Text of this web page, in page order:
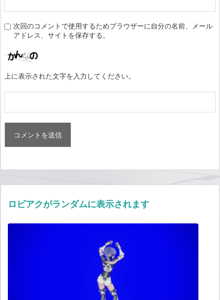
次回のコメントで使用するためブラウザーに自分の名前、メール
アドレス、サイトを保存する。
上に表示された文字を入力してください。
ロビアクがランダムに表示されます